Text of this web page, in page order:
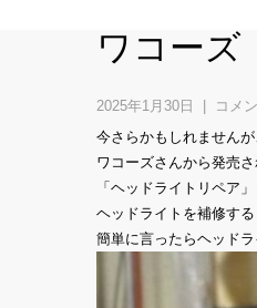
ワコー
2025年1月30日
コメ
今さらかもしれませんが
ワコーズさんから発売
「ヘッドライトリペア
ヘッドライトを補修す
簡単に言ったらヘッドラ